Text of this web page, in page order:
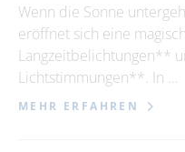
Wenn die Sonne
eröffnet sich eine
Langzeitbelichtungen**
Lichtstimmungen**. In …
MEHR ERFAHREN